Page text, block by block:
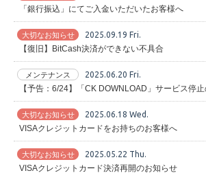
「銀行振込」にてご入金いただいたお客様へ
大切なお知らせ 2025.09.19 Fri.
【復旧】BitCash決済ができない不具合
メンテナンス 2025.06.20 Fri.
【予告：6/24】「CK DOWNLOAD」サービス停
大切なお知らせ 2025.06.18 Wed.
VISAクレジットカードをお持ちのお客様へ
大切なお知らせ 2025.05.22 Thu.
VISAクレジットカード決済再開のお知らせ